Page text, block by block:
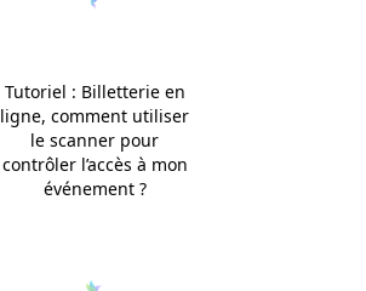
Tutoriel : Billetterie en
ligne, comment utiliser
le scanner pour
contrôler l’accès à mon
événement ?